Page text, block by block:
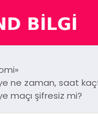
ne zaman, saat
maçı şifresiz mi?